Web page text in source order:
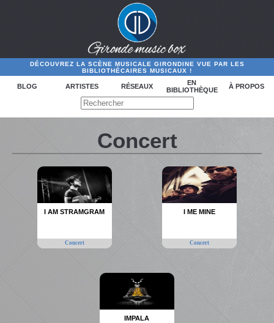
DÉCOUVREZ LA SCÈNE MUSICALE GIRONDINE VUE PAR LES
BIBLIOTHÉCAIRES MUSICAUX !
BLOG ARTISTES RÉSEAUX
EN
BIBLIOTHÈQUE
À PROPOS
Concert
I AM STRAMGRAM
Concert
I ME MINE
Concert
IMPALA